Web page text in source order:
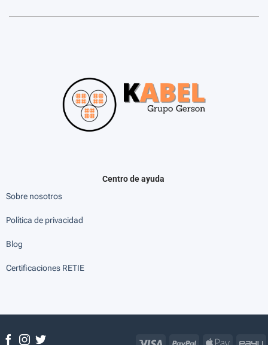
Centro de ayuda
Sobre nosotros
Política de privacidad
Blog
Certificaciones RETIE
Visa PayPal Apple